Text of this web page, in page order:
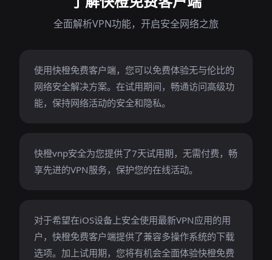
全面解析VPN功能，开启安全网络之旅
使用快橙免费客户端，您可以免费体验无与伦比的
网络安全解决方案。在试用期间，畅通访问高级功
能，保持网络活动的安全和隐私。
快橙vnp安全为您提供了7天试用期，无需付费，畅
享先进的VPN服务，保护您的在线活动。
对于希望在iOS设备上安全使用最新VPN应用的用
户，快橙免费客户端提供了兼容多操作系统的下载
选项。加上试用期，您将有机会全面体验快橙免费